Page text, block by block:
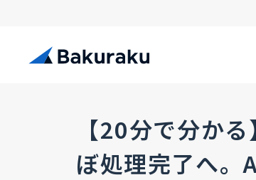
【20分で分か
ぼ処理完了へ。